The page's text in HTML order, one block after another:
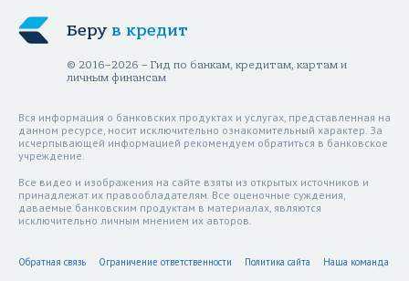
Беру в кредит
© 2016–2026 – Гид по банкам, кредитам, картам и
личным финансам
Вся информация о банковских продуктах и услугах, представленная на
данном ресурсе, носит исключительно ознакомительный характер. За
исчерпывающей информацией рекомендуем обратиться в банковское
учреждение.
Все видео и изображения на сайте взяты из открытых источников и
принадлежат их правообладателям. Все оценочные суждения,
даваемые банковским продуктам в материалах, являются
исключительно личным мнением их авторов.
Обратная связь Ограничение ответственности Политика сайта Наша команда